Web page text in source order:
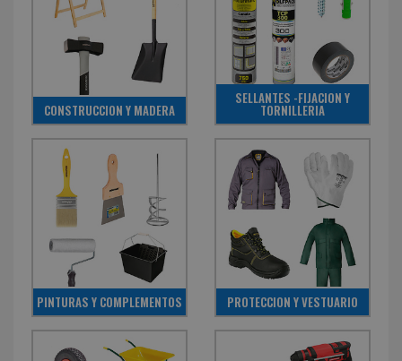
CONSTRUCCION Y MADERA
SELLANTES -FIJACION Y
TORNILLERIA
PINTURAS Y COMPLEMENTOS PROTECCION Y VESTUARIO